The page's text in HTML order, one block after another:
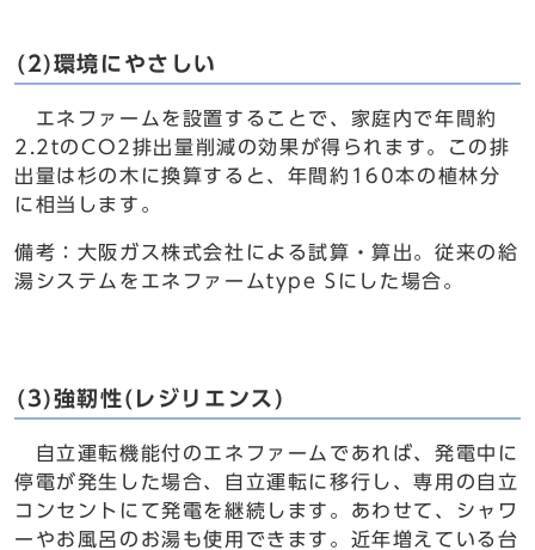
(2)環境にやさしい
エネファームを設置することで、家庭内で年間約
2.2tのCO2排出量削減の効果が得られます。この排
出量は杉の木に換算すると、年間約160本の植林分
に相当します。
備考：大阪ガス株式会社による試算・算出。従来の給
湯システムをエネファームtype Sにした場合。
(3)強靭性(レジリエンス)
自立運転機能付のエネファームであれば、発電中に
停電が発生した場合、自立運転に移行し、専用の自立
コンセントにて発電を継続します。あわせて、シャワ
ーやお風呂のお湯も使用できます。近年増えている台